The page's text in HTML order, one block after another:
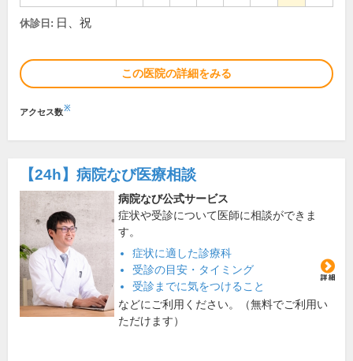
休診日: 日、祝
この医院の詳細をみる
アクセス数※
【24h】 病院なび医療相談
病院なび公式サービス
症状や受診について医師に相談ができま
す。
症状に適した診療科
受診の目安・タイミング
受診までに気をつけること
などにご利用ください。（無料でご利用い
ただけます）